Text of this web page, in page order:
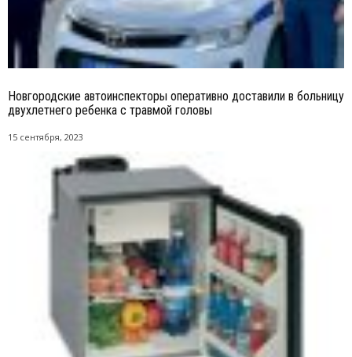
Новгородские автоинспекторы оперативно доставили в больницу
двухлетнего ребенка с травмой головы
15 сентября, 2023